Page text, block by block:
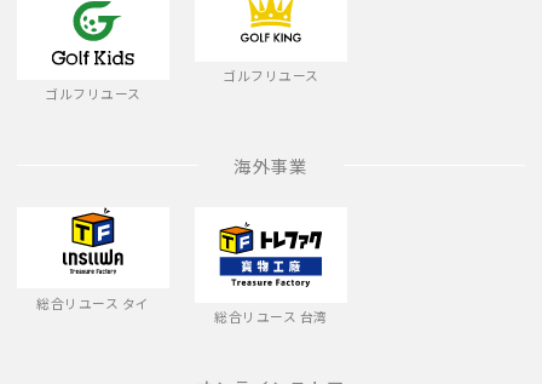
ゴルフリユース
ゴルフリユース
海外事業
総合リユース タイ
総合リユース 台湾